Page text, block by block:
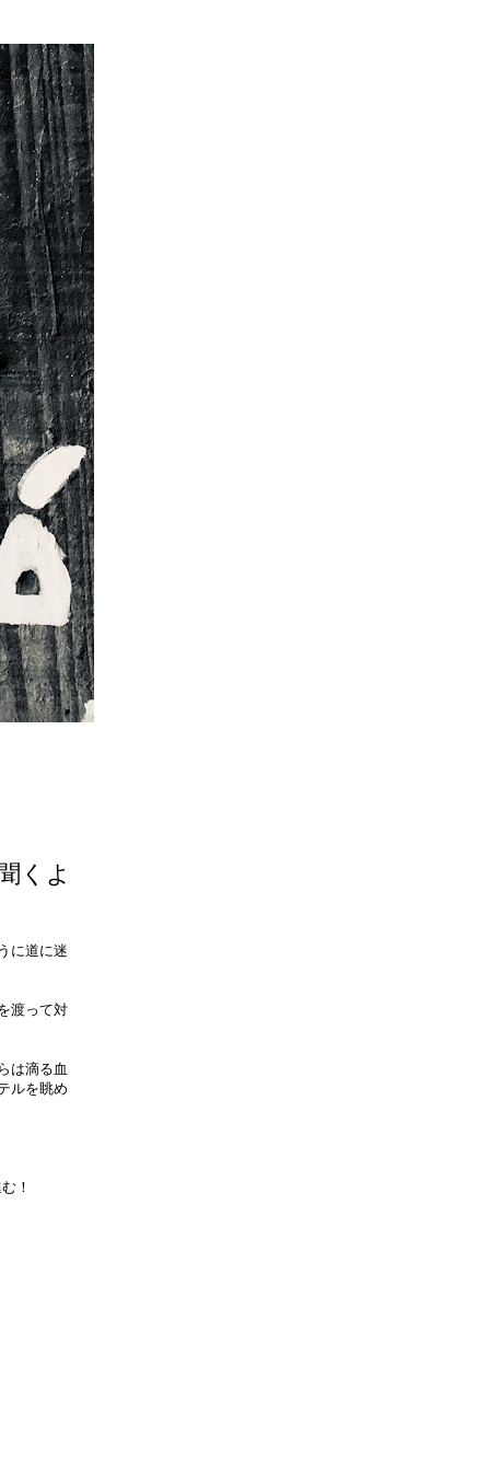
くよ
に道に迷
渡って対
は滴る血
ルを眺め
！